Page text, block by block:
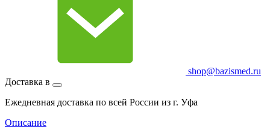
shop@bazismed.ru
Доставка в
Ежедневная доставка по всей России из г. Уфа
Описание